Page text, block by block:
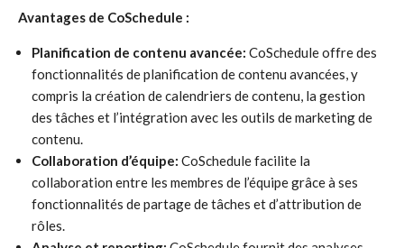
Avantages de CoSchedule :
Planification de contenu avancée: CoSchedule offre des
fonctionnalités de planification de contenu avancées, y
compris la création de calendriers de contenu, la gestion
des tâches et l’intégration avec les outils de marketing de
contenu.
Collaboration d’équipe: CoSchedule facilite la
collaboration entre les membres de l’équipe grâce à ses
fonctionnalités de partage de tâches et d’attribution de
rôles.